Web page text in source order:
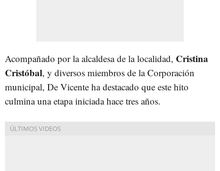
Acompañado por la alcaldesa de la localidad, Cristina
Cristóbal, y diversos miembros de la Corporación
municipal, De Vicente ha destacado que este hito
culmina una etapa iniciada hace tres años.